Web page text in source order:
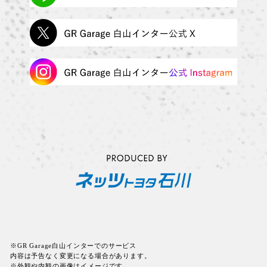
※GR Garage白山インターでのサービス
内容は予告なく変更になる場合があります。